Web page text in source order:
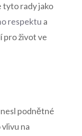
⁤rady jako
‌respektu a
pro život ve
podnětné
na